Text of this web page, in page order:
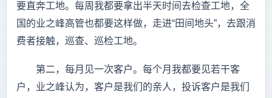
要直奔工地。每周我都要拿出半天时间去检查工地，全
国的业之峰高管也都要这样做，走进“田间地头”，去跟消
费者接触，巡查、巡检工地。
第二，每月见一次客户。每个月我都要见若干客
户，业之峰认为，客户是我们的亲人，投诉客户是我们